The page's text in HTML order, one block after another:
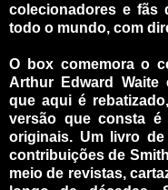
colecionadores e fãs
todo o mundo, com
O box comemora o
Arthur Edward Waite
que aqui é
versão que consta
originais. Um livro
contribuições de
meio de revistas,